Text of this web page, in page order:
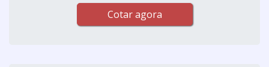
Cotar agora